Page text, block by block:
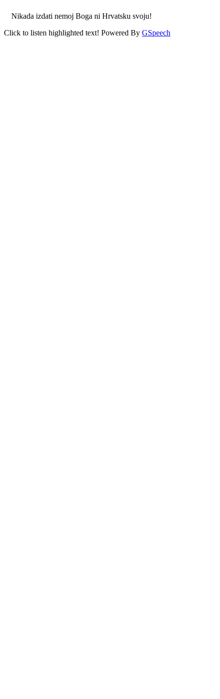
Nikada izdati nemoj Boga ni Hrvatsku svoju!
Click to listen highlighted text! Powered By GSpeech